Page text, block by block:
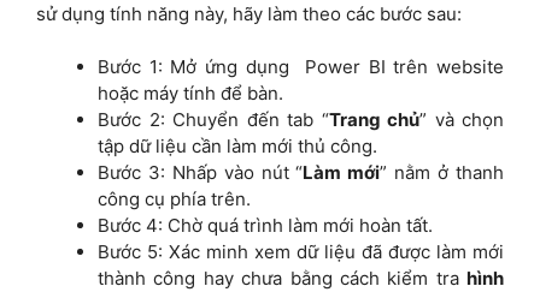
sử dụng tính năng này, hãy làm theo các bước sau:
Bước 1: Mở ứng dụng Power BI trên website
hoặc máy tính để bàn.
Bước 2: Chuyển đến tab “Trang chủ” và chọn
tập dữ liệu cần làm mới thủ công.
Bước 3: Nhấp vào nút “Làm mới” nằm ở thanh
công cụ phía trên.
Bước 4: Chờ quá trình làm mới hoàn tất.
Bước 5: Xác minh xem dữ liệu đã được làm mới
thành công hay chưa bằng cách kiểm tra hình